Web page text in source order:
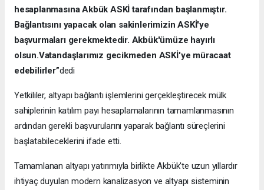
hesaplanmasına Akbük ASKİ tarafından başlanmıştır.
Bağlantısını yapacak olan sakinlerimizin ASKİ'ye
başvurmaları gerekmektedir. Akbük'ümüze hayırlı
olsun.Vatandaşlarımız gecikmeden ASKİ'ye müracaat
edebilirler”dedi
Yetkililer, altyapı bağlantı işlemlerini gerçekleştirecek mülk
sahiplerinin katılım payı hesaplamalarının tamamlanmasının
ardından gerekli başvurularını yaparak bağlantı süreçlerini
başlatabileceklerini ifade etti.
Tamamlanan altyapı yatırımıyla birlikte Akbük'te uzun yıllardır
ihtiyaç duyulan modern kanalizasyon ve altyapı sisteminin